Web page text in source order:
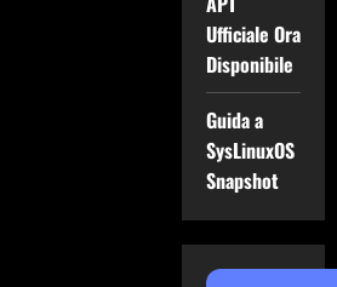
Ufficiale Ora
Disponibile
Guida a
SysLinuxOS
Snapshot